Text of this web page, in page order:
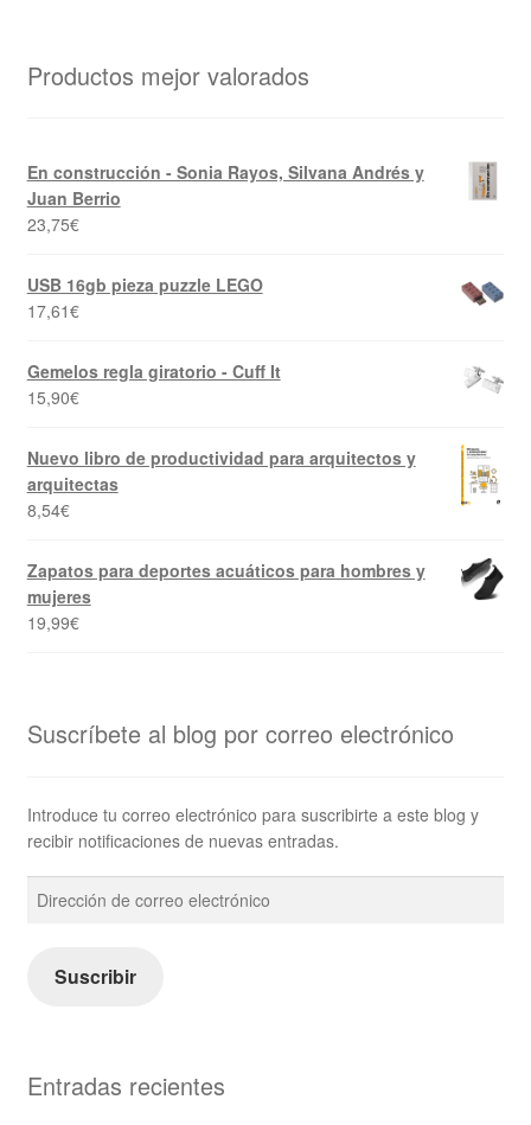
Productos mejor valorados
En construcción - Sonia Rayos, Silvana Andrés y
Juan Berrio
23,75€
USB 16gb pieza puzzle LEGO
17,61€
Gemelos regla giratorio - Cuff It
15,90€
Nuevo libro de productividad para arquitectos y
arquitectas
8,54€
Zapatos para deportes acuáticos para hombres y
mujeres
19,99€
Suscríbete al blog por correo electrónico
Introduce tu correo electrónico para suscribirte a este blog y
recibir notificaciones de nuevas entradas.
Dirección
de
electrónico
Suscribir
Entradas recientes